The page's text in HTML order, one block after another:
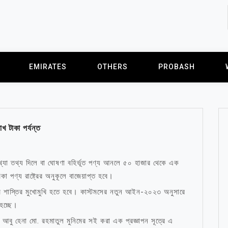
EMIRATES OTHERS PROBASH
টাকা পর্যন্ত
তথ্য দিলে বা ঘোষণা বহির্ভূত পণ্য আনলে ৫০ হাজার থেকে এক
পণ্য রাষ্ট্রের অনুকূলে বাজেয়াপ্ত হবে।
মুখোমুখি হতে হবে। কাস্টমসের নতুন আইন-২০২৩ অনুসারে
আবু হেনা মো. রহমাতুল মুনিমের সই করা এক প্রজ্ঞাপন সূত্রে এ